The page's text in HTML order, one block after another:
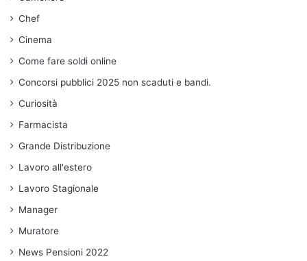
Chef
Cinema
Come fare soldi online
Concorsi pubblici 2025 non scaduti e bandi.
Curiosità
Farmacista
Grande Distribuzione
Lavoro all'estero
Lavoro Stagionale
Manager
Muratore
News Pensioni 2022